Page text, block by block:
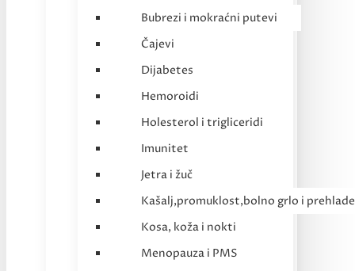
Bubrezi i mokraćni putevi
Čajevi
Dijabetes
Hemoroidi
Holesterol i trigliceridi
Imunitet
Jetra i žuč
Kašalj,promuklost,bolno grlo i prehlade
Kosa, koža i nokti
Menopauza i PMS